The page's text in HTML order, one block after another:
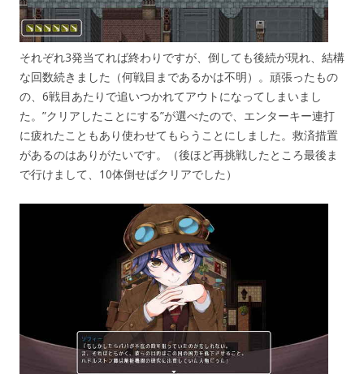
それぞれ3発当てれば終わりですが、倒しても後続が現れ、結構
な回数続きました（何戦目まであるかは不明）。頑張ったもの
の、6戦目あたりで追いつかれてアウトになってしまいまし
た。”クリアしたことにする”が選べたので、エンターキー連打
に疲れたこともあり使わせてもらうことにしました。救済措置
があるのはありがたいです。（後ほど再挑戦したところ最後ま
で行けまして、10体倒せばクリアでした）